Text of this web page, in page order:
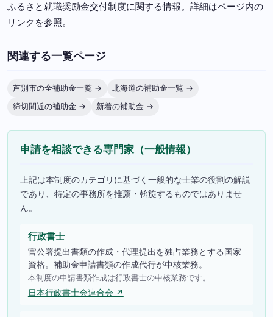
ふるさと就職奨励金交付制度に関する情報。詳細はページ内の
リンクを参照。
関連する一覧ページ
芦別市の全補助金一覧 →
北海道の補助金一覧 →
締切間近の補助金 →
新着の補助金 →
申請を相談できる専門家（一般情報）
上記は本制度のカテゴリに基づく一般的な士業の役割の解説
であり、特定の事務所を推薦・斡旋するものではありませ
ん。
行政書士
官公署提出書類の作成・代理提出を独占業務とする国家
資格。補助金申請書類の作成代行が中核業務。
本制度の申請書類作成は行政書士の中核業務です。
日本行政書士会連合会 ↗